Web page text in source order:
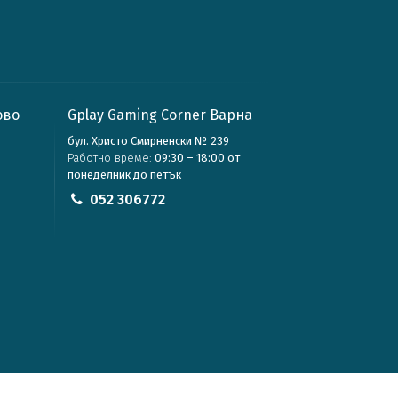
Gplay Gaming Corner Варна
бул. Христо Смирненски № 239
Работно време: 09:30 – 18:00 от
понеделник до петък
052 306772